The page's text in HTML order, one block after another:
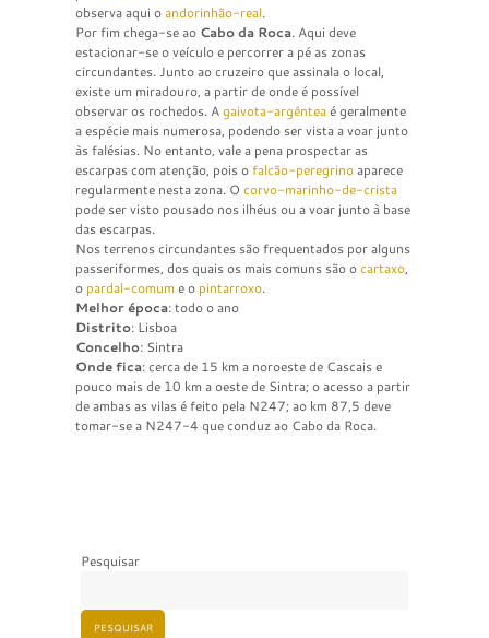
observa aqui oandorinhão-real.
Por fim chega-se ao Cabo da Roca. Aqui deve
estacionar-se o veículo e percorrer a pé as zonas
circundantes. Junto ao cruzeiro que assinala o local,
existe um miradouro, a partir de onde é possível
observar os rochedos. Agaivota-argênteaé geralmente
a espécie mais numerosa, podendo ser vista a voar junto
às falésias. No entanto, vale a pena prospectar as
escarpas com atenção, pois ofalcão-peregrinoaparece
regularmente nesta zona. O corvo-marinho-de-crista
pode ser visto pousado nos ilhéus ou a voar junto à base
das escarpas.
Nos terrenos circundantes são frequentados por alguns
passeriformes, dos quais os mais comuns são ocartaxo,
o pardal-comum e o pintarroxo.
Melhor época: todo o ano
Distrito: Lisboa
Concelho: Sintra
Onde fica: cerca de 15 km a noroeste de Cascais e
pouco mais de 10 km a oeste de Sintra; o acesso a partir
de ambas as vilas é feito pela N247; ao km 87,5 deve
tomar-se a N247-4 que conduz ao Cabo da Roca.
Pesquisar
PESQUISAR